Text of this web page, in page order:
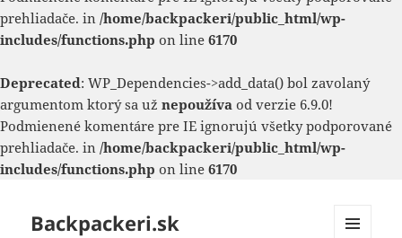
prehliadače. in /home/backpackeri/public_html/wp-
includes/functions.php on line 6170
Deprecated: WP_Dependencies->add_data() bol zavolaný
argumentom ktorý sa už nepoužíva od verzie 6.9.0!
Podmienené komentáre pre IE ignorujú všetky podporované
prehliadače. in /home/backpackeri/public_html/wp-
includes/functions.php on line 6170
Backpackeri.sk